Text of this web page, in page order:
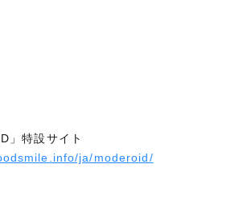
」特設サイト
ja/moderoid/